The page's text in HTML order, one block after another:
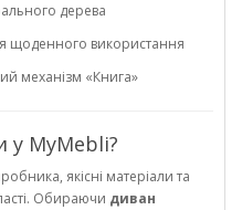
дерева
щоденного використання
механізм «Книга»
у MyMebli?
якісні матеріали та
Обираючи диван